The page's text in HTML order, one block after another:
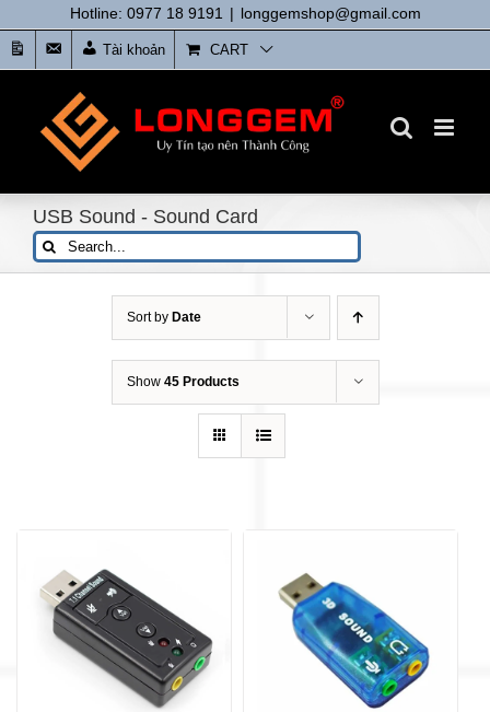
to
content
Hotline: 0977 18 9191 | longgemshop@gmail.com
tức
Liên
Hệ
Tài khoản CART
USB Sound - Sound Card
Search
for:
Sort by Date
Show 45 Products